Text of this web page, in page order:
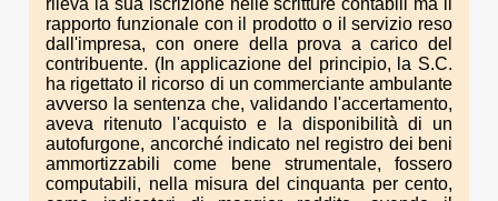
rileva la sua iscrizione nelle scritture contabili ma il
rapporto funzionale con il prodotto o il servizio reso
dall'impresa, con onere della prova a carico del
contribuente. (In applicazione del principio, la S.C.
ha rigettato il ricorso di un commerciante ambulante
avverso la sentenza che, validando l'accertamento,
aveva ritenuto l'acquisto e la disponibilità di un
autofurgone, ancorché indicato nel registro dei beni
ammortizzabili come bene strumentale, fossero
computabili, nella misura del cinquanta per cento,